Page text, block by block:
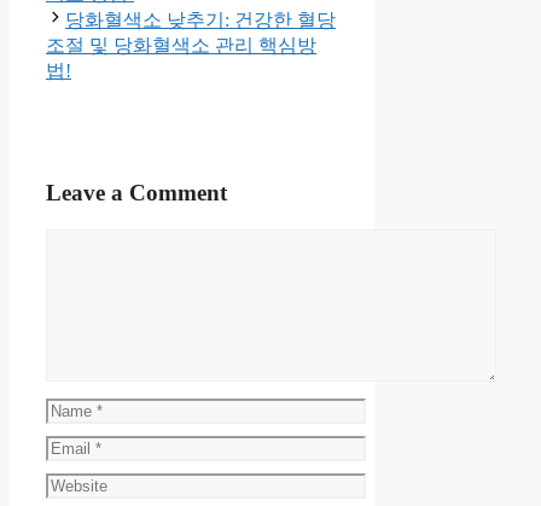
당화혈색소 낮추기: 건강한 혈당
조절 및 당화혈색소 관리 핵심방
법!
Leave a Comment
Name
Email
Website